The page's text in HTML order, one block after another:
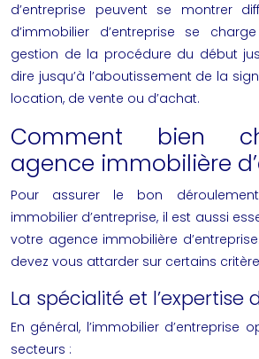
d’entreprise peuvent se montrer
d’immobilier d’entreprise se
gestion de la procédure du début
dire jusqu’à l’aboutissement de la
location, de vente ou d’achat.
Comment bien
agence immobilière
Pour assurer le bon
immobilier d’entreprise, il est aussi
votre agence immobilière
devez vous attarder sur certains
La spécialité et l’expertise
En général, l’immobilier d’entreprise
secteurs :